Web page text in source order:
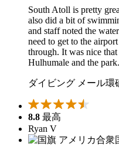
South Atoll is pretty
also did a bit of
and staff noted the
need to get to the
through. It was nice
Hulhumale and the park.
ダイビング メール環
8.8 最高
Ryan V